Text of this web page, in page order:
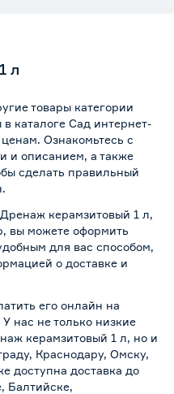
л
товары категории
каталоге Сад интернет-
Ознакомьтесь с
и описанием, а также
сделать правильный
керамзитовый 1 л,
вы можете оформить
для вас способом,
о доставке и
его онлайн на
нас не только низкие
керамзитовый 1 л, но и
Краснодару, Омску,
доступна доставка до
Балтийске,